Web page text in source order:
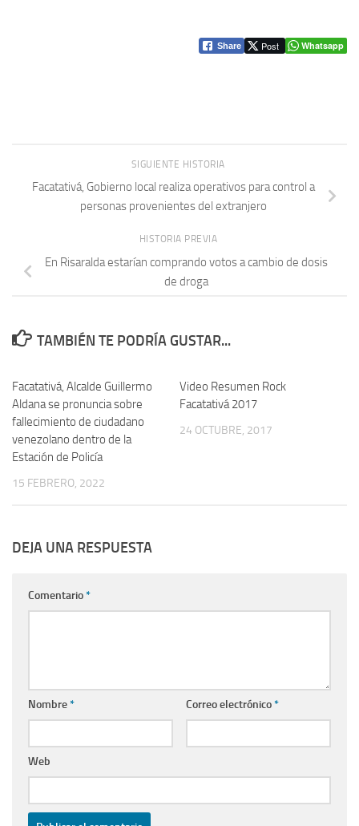
Share Post Whatsapp
SIGUIENTE HISTORIA
Facatativá, Gobierno local realiza operativos para control a
personas provenientes del extranjero
HISTORIA PREVIA
En Risaralda estarían comprando votos a cambio de dosis
de droga
TAMBIÉN TE PODRÍA GUSTAR...
Facatativá, Alcalde Guillermo
Aldana se pronuncia sobre
fallecimiento de ciudadano
venezolano dentro de la
Estación de Policía
15 FEBRERO, 2022
Video Resumen Rock
Facatativá 2017
24 OCTUBRE, 2017
DEJA UNA RESPUESTA
Comentario*
Nombre* Correo electrónico*
Web